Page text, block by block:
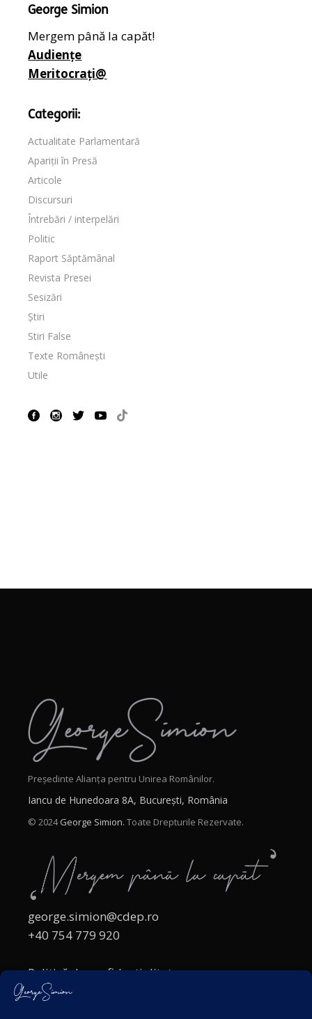
George Simion
Mergem până la capăt!
Audiențe
Meritocrați@
Categorii:
Actualitate Parlamentară
Apariții în Presă
Articole
Discursuri
Întrebări / interpelări
Politic
Raport Săptămânal
Revista Presei
Sesizări
Știri
Stiri False
Texte Românești
Utile
Președinte Alianța pentru Unirea Românilor.
Iancu de Hunedoara 8A, București, România
© 2024George Simion. Toate Drepturile Rezervate.
george.simion@cdep.ro
+40 754 779 920
Politică de confidențialitate
Politica cookies